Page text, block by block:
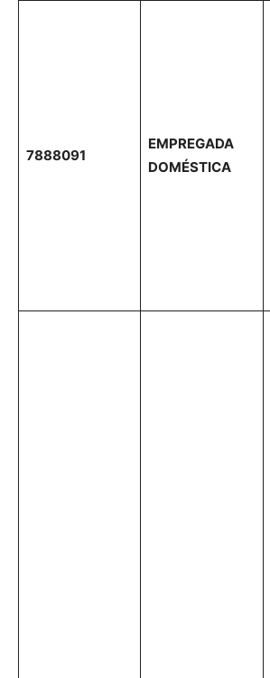
7888091
EMPREGADA
DOMÉSTICA